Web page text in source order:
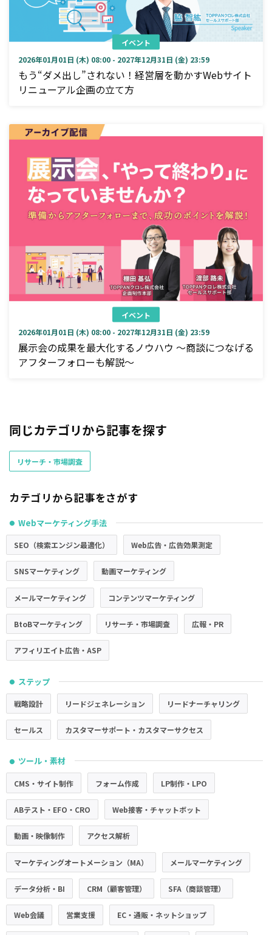
イベント
2026年01月01日 (木) 08:00 - 2027年12月31日 (金) 23:59
もう“ダメ出し”されない！経営層を動かすWebサイト
リニューアル企画の立て方
イベント
2026年01月01日 (木) 08:00 - 2027年12月31日 (金) 23:59
展示会の成果を最大化するノウハウ ～商談につなげる
アフターフォローも解説～
同じカテゴリから記事を探す
リサーチ・市場調査
カテゴリから記事をさがす
● Webマーケティング手法
SEO（検索エンジン最適化） Web広告・広告効果測定
SNSマーケティング 動画マーケティング
メールマーケティング コンテンツマーケティング
BtoBマーケティング リサーチ・市場調査 広報・PR
アフィリエイト広告・ASP
● ステップ
戦略設計 リードジェネレーション リードナーチャリング
セールス カスタマーサポート・カスタマーサクセス
● ツール・素材
CMS・サイト制作 フォーム作成 LP制作・LPO
ABテスト・EFO・CRO Web接客・チャットボット
動画・映像制作 アクセス解析
マーケティングオートメーション（MA） メールマーケティング
データ分析・BI CRM（顧客管理） SFA（商談管理）
Web会議 営業支援 EC・通販・ネットショップ